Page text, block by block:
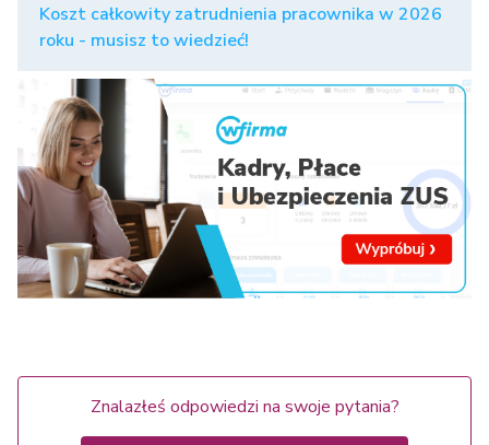
Koszt całkowity zatrudnienia pracownika w 2026
roku - musisz to wiedzieć!
Znalazłeś odpowiedzi na swoje pytania?